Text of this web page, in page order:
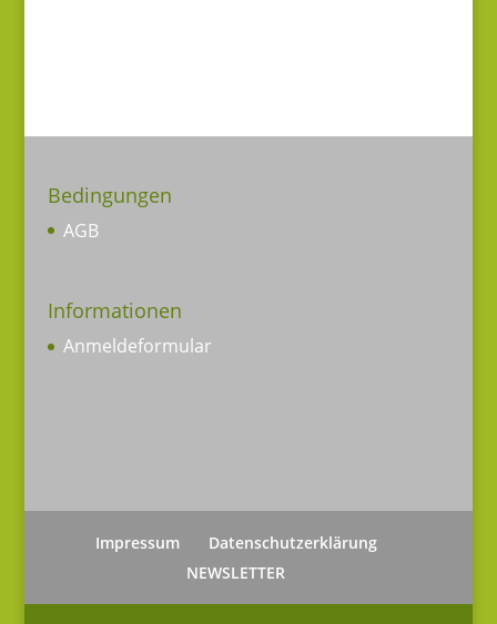
Bedingungen
AGB
Informationen
Anmeldeformular
Impressum
Datenschutzerklärung
NEWSLETTER